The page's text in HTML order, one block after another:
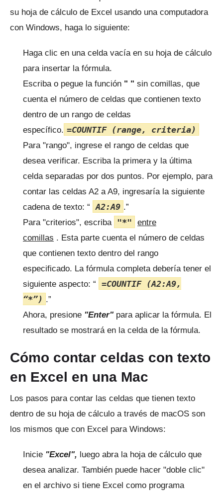
su hoja de cálculo de Excel usando una computadora
con Windows, haga lo siguiente:
Haga clic en una celda vacía en su hoja de cálculo
para insertar la fórmula.
Escriba o pegue la función " " sin comillas, que
cuenta el número de celdas que contienen texto
dentro de un rango de celdas
específico. =COUNTIF (range, criteria)
Para "rango", ingrese el rango de celdas que
desea verificar. Escriba la primera y la última
celda separadas por dos puntos. Por ejemplo, para
contar las celdas A2 a A9, ingresaría la siguiente
cadena de texto: “
A2:A9 .”
Para "criterios", escriba
"*"
entre
comillas . Esta parte cuenta el número de celdas
que contienen texto dentro del rango
especificado. La fórmula completa debería tener el
siguiente aspecto: “
=COUNTIF (A2:A9,
“*”) .”
Ahora, presione "Enter" para aplicar la fórmula. El
resultado se mostrará en la celda de la fórmula.
Cómo contar celdas con texto
en Excel en una Mac
Los pasos para contar las celdas que tienen texto
dentro de su hoja de cálculo a través de macOS son
los mismos que con Excel para Windows:
Inicie "Excel", luego abra la hoja de cálculo que
desea analizar. También puede hacer "doble clic"
en el archivo si tiene Excel como programa